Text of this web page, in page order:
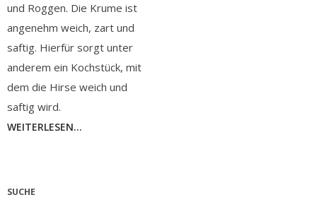
und Roggen. Die Krume ist
angenehm weich, zart und
saftig. Hierfür sorgt unter
anderem ein Kochstück, mit
dem die Hirse weich und
saftig wird.
WEITERLESEN...
SUCHE